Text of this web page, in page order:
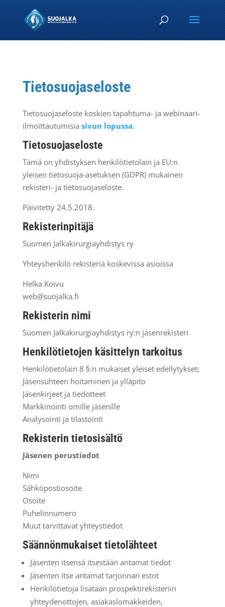
Tietosuojaseloste
Tietosuojaseloste koskien tapahtuma- ja webinaari-
ilmoittautumisia sivun lopussa.
Tietosuojaseloste
Tämä on yhdistyksen henkilötietolain ja EU:n
yleisen tietosuoja-asetuksen (GDPR) mukainen
rekisteri- ja tietosuojaseloste.
Päivitetty 24.5.2018.
Rekisterinpitäjä
Suomen Jalkakirurgiayhdistys ry
Yhteyshenkilö rekisteriä koskevissa asioissa
Helka Koivu
web@suojalka.fi
Rekisterin nimi
Suomen Jalkakirurgiayhdistys ry:n jäsenrekisteri
Henkilötietojen käsittelyn tarkoitus
Henkilötietolain 8 §:n mukaiset yleiset edellytykset;
Jäsensuhteen hoitaminen ja ylläpito
Jäsenkirjeet ja tiedotteet
Markkinointi omille jäsenille
Analysointi ja tilastointi
Rekisterin tietosisältö
Jäsenen perustiedot
Nimi
Sähköpostiosoite
Osoite
Puhelinnumero
Muut tarvittavat yhteystiedot
Säännönmukaiset tietolähteet
Jäsenten itsensä itsestään antamat tiedot
Jäsenten itse antamat tarjonnan estot
Henkilötietoja lisätään prospektirekisteriin
yhteydenottojen, asiakaslomakkeiden,